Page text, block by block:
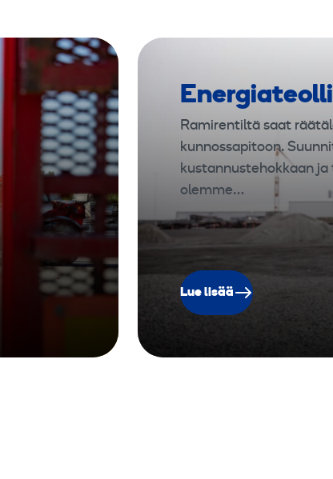
Ramirentiltä saat
kunnossapitoon.
kustannustehokkaan
olemme…
Lue lisää